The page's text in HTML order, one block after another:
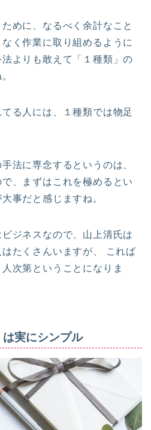
めに、なるべく余計なこと
く作業に取り組めるように
よりも敢えて「１種類」の
る人には、１種類では物足
法に専念するというのは、
、まずはこれを極めるとい
事だと感じますね。
ジネスなので、山上清氏は
たくさんいますが、 これば
次第ということになりま
は実にシンプル